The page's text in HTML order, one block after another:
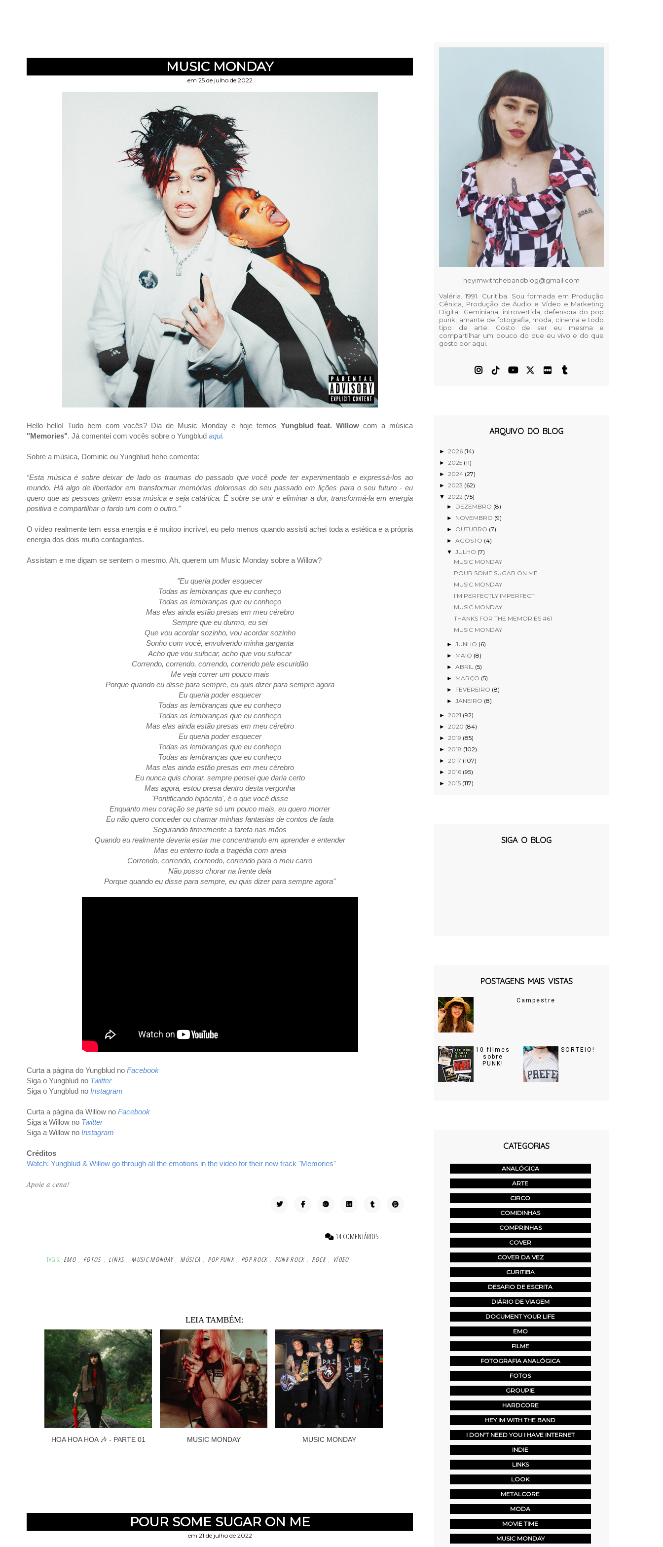
MUSIC MONDAY
em 25 de julho de 2022
Hello hello! Tudo bem com vocês? Dia de Music Monday e hoje temos Yungblud feat. Willow com a música
"Memories". Já comentei com vocês sobre o Yungblud aqui.
Sobre a música, Dominic ou Yungblud hehe comenta:
“Esta música é sobre deixar de lado os traumas do passado que você pode ter experimentado e expressá-los ao
mundo. Há algo de libertador em transformar memórias dolorosas do seu passado em lições para o seu futuro - eu
quero que as pessoas gritem essa música e seja catártica. É sobre se unir e eliminar a dor, transformá-la em energia
positiva e compartilhar o fardo um com o outro.”
O vídeo realmente tem essa energia e é muitoo incrível, eu pelo menos quando assisti achei toda a estética e a própria
energia dos dois muito contagiantes.
Assistam e me digam se sentem o mesmo. Ah, querem um Music Monday sobre a Willow?
"Eu queria poder esquecer
Todas as lembranças que eu conheço
Todas as lembranças que eu conheço
Mas elas ainda estão presas em meu cérebro
Sempre que eu durmo, eu sei
Que vou acordar sozinho, vou acordar sozinho
Sonho com você, envolvendo minha garganta
Acho que vou sufocar, acho que vou sufocar
Correndo, correndo, correndo, correndo pela escuridão
Me veja correr um pouco mais
Porque quando eu disse para sempre, eu quis dizer para sempre agora
Eu queria poder esquecer
Todas as lembranças que eu conheço
Todas as lembranças que eu conheço
Mas elas ainda estão presas em meu cérebro
Eu queria poder esquecer
Todas as lembranças que eu conheço
Todas as lembranças que eu conheço
Mas elas ainda estão presas em meu cérebro
Eu nunca quis chorar, sempre pensei que daria certo
Mas agora, estou presa dentro desta vergonha
'Pontificando hipócrita', é o que você disse
Enquanto meu coração se parte só um pouco mais, eu quero morrer
Eu não quero conceder ou chamar minhas fantasias de contos de fada
Segurando firmemente a tarefa nas mãos
Quando eu realmente deveria estar me concentrando em aprender e entender
Mas eu enterro toda a tragédia com areia
Correndo, correndo, correndo, correndo para o meu carro
Não posso chorar na frente dela
Porque quando eu disse para sempre, eu quis dizer para sempre agora"
Curta a página do Yungblud no Facebook
Siga o Yungblud no Twitter
Siga o Yungblud no Instagram
Curta a página da Willow no Facebook
Siga a Willow no Twitter
Siga a Willow no Instagram
Créditos
Watch: Yungblud & Willow go through all the emotions in the video for their new track "Memories"
Apoie a cena!
14 COMENTÁRIOS
TAG'S: EMO , FOTOS , LINKS , MUSIC MONDAY , MÚSICA , POP PUNK , POP ROCK , PUNK ROCK , ROCK , VÍDEO
LEIA TAMBÉM:
HOA HOA HOA 🎶 - PARTE 01 MUSIC MONDAY MUSIC MONDAY
POUR SOME SUGAR ON ME
em 21 de julho de 2022
heyimwiththebandblog@gmail.com
Valéria. 1991. Curitiba. Sou formada em Produção
Cênica, Produção de Áudio e Vídeo e Marketing
Digital. Geminiana, introvertida, defensora do pop
punk, amante de fotografia, moda, cinema e todo
tipo de arte. Gosto de ser eu mesma e
compartilhar um pouco do que eu vivo e do que
gosto por aqui.
ARQUIVO DO BLOG
►2026 (14)
►2025 (11)
►2024 (27)
►2023 (62)
▼2022 (75)
► DEZEMBRO (8)
► NOVEMBRO (9)
► OUTUBRO (7)
► AGOSTO (4)
▼ JULHO (7)
MUSIC MONDAY
POUR SOME SUGAR ON ME
MUSIC MONDAY
I'M PERFECTLY IMPERFECT
MUSIC MONDAY
THANKS FOR THE MEMORIES #61
MUSIC MONDAY
► JUNHO (6)
► MAIO (8)
► ABRIL (5)
► MARÇO (5)
► FEVEREIRO (8)
► JANEIRO (8)
►2021 (92)
►2020 (84)
►2019 (85)
►2018 (102)
►2017 (107)
►2016 (95)
►2015 (117)
SIGA O BLOG
POSTAGENS MAIS VISTAS
Campestre
10 filmes
sobre
PUNK!
SORTEIO!
CATEGORIAS
ANALÓGICA
ARTE
CIRCO
COMIDINHAS
COMPRINHAS
COVER
COVER DA VEZ
CURITIBA
DESAFIO DE ESCRITA
DIÁRIO DE VIAGEM
DOCUMENT YOUR LIFE
EMO
FILME
FOTOGRAFIA ANALÓGICA
FOTOS
GROUPIE
HARDCORE
HEY IM WITH THE BAND
I DON'T NEED YOU I HAVE INTERNET
INDIE
LINKS
LOOK
METALCORE
MODA
MOVIE TIME
MUSIC MONDAY